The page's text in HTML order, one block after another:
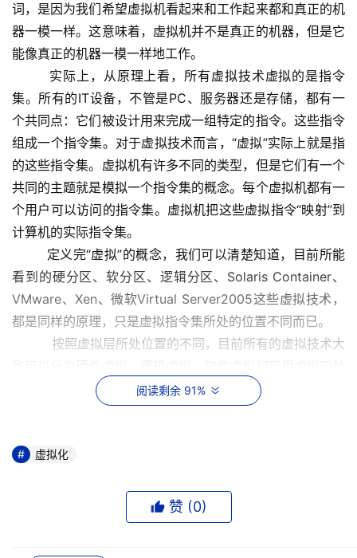
词，是因为我们希望虚拟机看起来和工作起来都和真正的机
器一模一样。这意味着，虚拟机并不是真正的机器，但是它
能像真正的机器一模一样地工作。
实际上，从原理上看，所有虚拟技术虚拟的是指令
集。所有的IT设备，不管是PC、服务器还是存储，都有一
个共同点：它们被设计用来完成一组特定的指令。这些指令
组成一个指令集。对于虚拟技术而言，“虚拟”实际上就是指
的这些指令集。虚拟机有许多不同的类型，但是它们有一个
共同的主题就是模拟一个指令集的概念。每个虚拟机都有一
个用户可以访问的指令集。虚拟机把这些虚拟指令“映射”到
计算机的实际指令集。
定义完“虚拟”的概念，我们可以清楚知道，目前所能
看到的硬分区、软分区、逻辑分区、Solaris Container、
VMware、Xen、微软Virtual Server2005这些虚拟技术，
都是同样的原理，只是虚拟指令集所处的位置不同而已。
按照虚拟层所处位置的不同，目前所有的虚拟技术大
技术，这种技术的主要特点是，在IBM的大型主机中，每一
根据这一概念，一个功能强大的大型主机可以被分割成许多
虚拟机。这些虚拟机仅比原来的主机少一点内存资源而已。
阅读剩余 91%
虚拟化
赞 (0)